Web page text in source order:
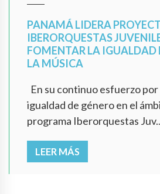
PANAMÁ LIDERA
IBERORQUESTAS
FOMENTAR LA IGUALDAD
LA MÚSICA
En su continuo esfuerzo
igualdad de género en el
programa Iberorquestas
LEER MÁS